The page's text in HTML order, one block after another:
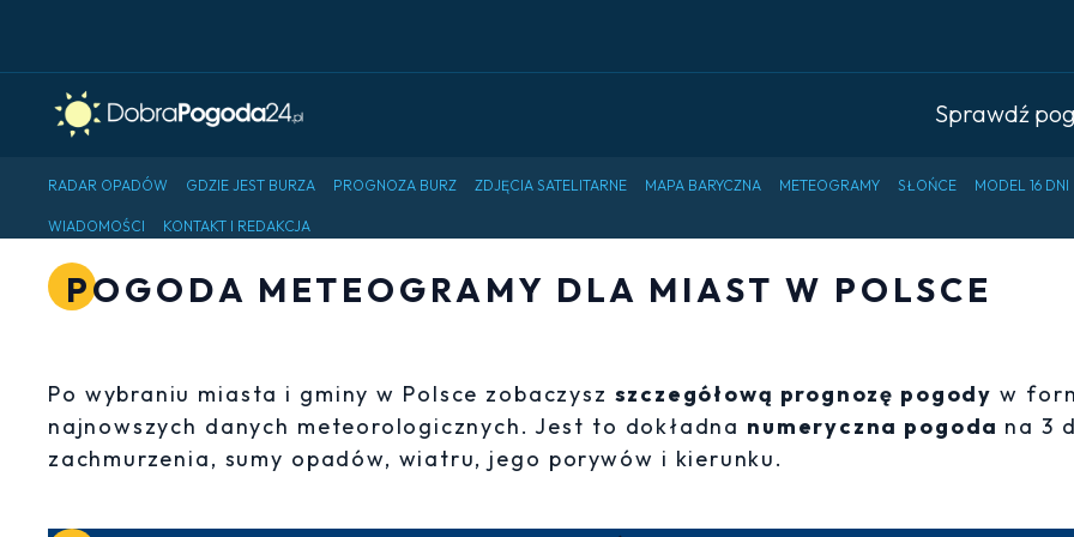
Sprawdź
RADAR OPADÓW GDZIE JEST BURZA PROGNOZA BURZ ZDJĘCIA SATELITARNE MAPA BARYCZNA METEOGRAMY SŁOŃCE MODEL 16 DNI
WIADOMOŚCI KONTAKT I REDAKCJA
POGODA METEOGRAMY DLA MIAST W POLSCE
Po wybraniu miasta i gminy w Polsce zobaczysz szczegółową prognozę pogody w
najnowszych danych meteorologicznych. Jest to dokładna numeryczna pogoda na 3
zachmurzenia, sumy opadów, wiatru, jego porywów i kierunku.